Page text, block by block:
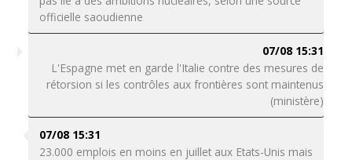
officielle saoudienne
07/08 15:31
L'Espagne met en garde l'Italie contre des mesures de
rétorsion si les contrôles aux frontières sont maintenus
(ministère)
07/08 15:31
23.000 emplois en moins en juillet aux Etats-Unis mais